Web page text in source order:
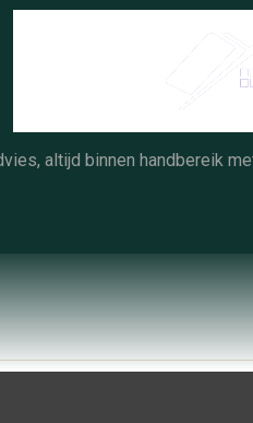
Skip
altijd binnen handbereik